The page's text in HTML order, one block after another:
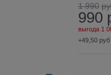
1 990
990
выгода 1
+49,50